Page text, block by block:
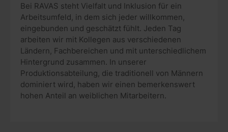
Bei RAVAS steht Vielfalt und Inklusion für ein
Arbeitsumfeld, in dem sich jeder willkommen,
eingebunden und geschätzt fühlt. Jeden Tag
arbeiten wir mit Kollegen aus verschiedenen
Ländern, Fachbereichen und mit unterschiedlichem
Hintergrund zusammen. In unserer
Produktionsabteilung, die traditionell von Männern
dominiert wird, haben wir einen bemerkenswert
hohen Anteil an weiblichen Mitarbeitern.